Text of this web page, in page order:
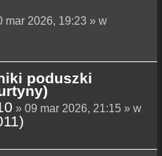
mar 2026, 19:23 » w
poduszki
» 09 mar 2026, 21:15 » w